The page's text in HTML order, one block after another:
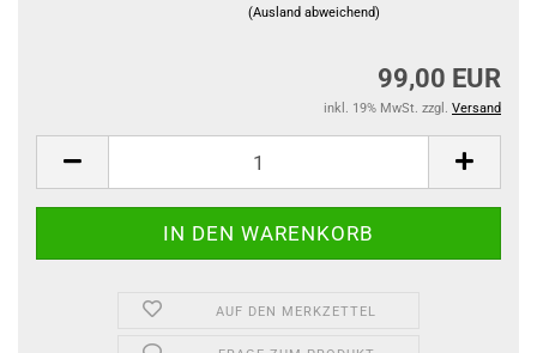
(Ausland abweichend)
99,00 EUR
inkl. 19% MwSt. zzgl. Versand
AUF DEN MERKZETTEL